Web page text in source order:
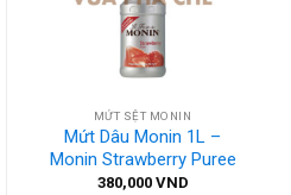
MỨT SỆT MONIN
Mứt Dâu Monin 1L –
Monin Strawberry Puree
380,000 VND